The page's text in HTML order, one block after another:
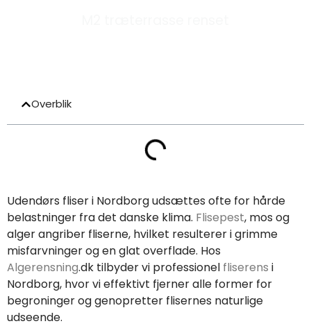
Overblik
Udendørs fliser i Nordborg udsættes ofte for hårde
belastninger fra det danske klima. Flisepest, mos og
alger angriber fliserne, hvilket resulterer i grimme
misfarvninger og en glat overflade. Hos
Algerensning.dk tilbyder vi professionel fliserens i
Nordborg, hvor vi effektivt fjerner alle former for
begroninger og genopretter flisernes naturlige
udseende.